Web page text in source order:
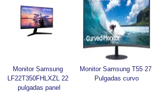
Monitor Samsung
LF22T350FHLXZL 22
pulgadas panel
Monitor Samsung T55 27
Pulgadas curvo